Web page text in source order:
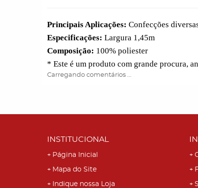
Principais Aplicações: Confecções
Especificações: Largura 1,45m
Composição: 100% poliester
* Este é um produto com grande procura,
Carregando comentários ...
INSTITUCIONAL
Página Inicial
Mapa do Site
Indique nossa Loja